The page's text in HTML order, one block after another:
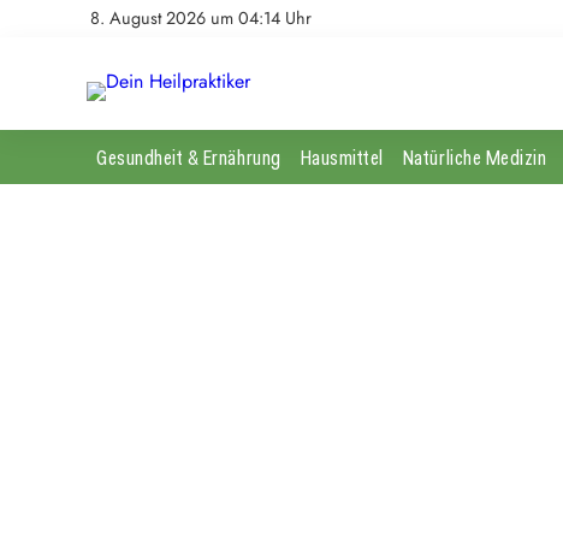
8. August 2026 um 04:14 Uhr
Gesundheit & Ernährung Hausmittel Natürliche Medizin